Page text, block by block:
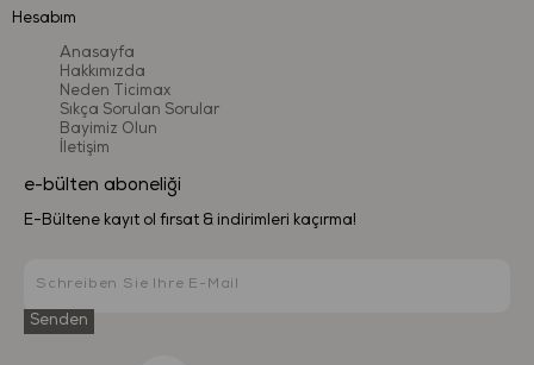
temizlik maddeleri kullanmayınız.
Uluslararası Standartlara Uygunluk
Bu ürün, Avrupa Birliği’nin EN71 oyuncak güvenliği
standartlarına uygundur. Uluslararası akredite test
laboratuvarlarında yapılan testler sonucunda, sağlık ve
Hesabım
Anasayfa
Hakkımızda
Neden Ticimax
Sıkça Sorulan Sorular
Bayimiz Olun
İletişim
e-bülten aboneliği
E-Bültene kayıt ol fırsat & indirimleri kaçırma!
Senden